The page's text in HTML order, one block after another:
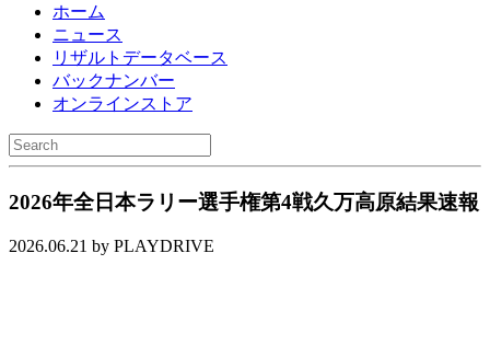
ホーム
ニュース
リザルトデータベース
バックナンバー
オンラインストア
2026年全日本ラリー選手権第4戦久万高原結果速報
2026.06.21 by PLAYDRIVE